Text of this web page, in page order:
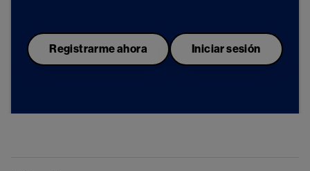
Registrarme ahora Iniciar sesión